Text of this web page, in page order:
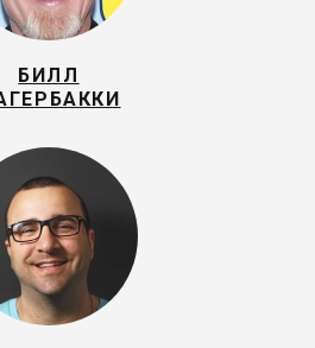
БИЛЛ